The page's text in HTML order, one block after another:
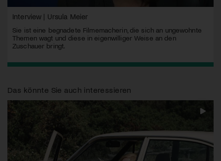
Interview | Ursula Meier
Sie ist eine begnadete Filmemacherin, die sich an ungewohnte
Themen wagt und diese in eigenwilliger Weise an den
Zuschauer bringt.
Das könnte Sie auch interessieren